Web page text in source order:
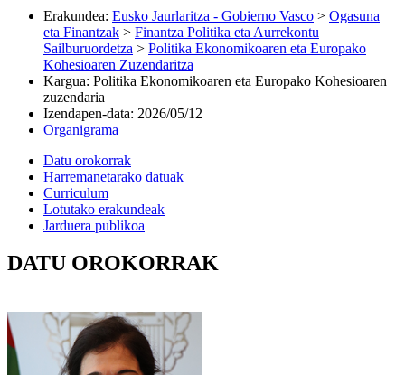
Erakundea: Eusko Jaurlaritza - Gobierno Vasco > Ogasuna
eta Finantzak > Finantza Politika eta Aurrekontu
Sailburuordetza > Politika Ekonomikoaren eta Europako
Kohesioaren Zuzendaritza
Kargua: Politika Ekonomikoaren eta Europako Kohesioaren
zuzendaria
Izendapen-data: 2026/05/12
Organigrama
Datu orokorrak
Harremanetarako datuak
Curriculum
Lotutako erakundeak
Jarduera publikoa
DATU OROKORRAK